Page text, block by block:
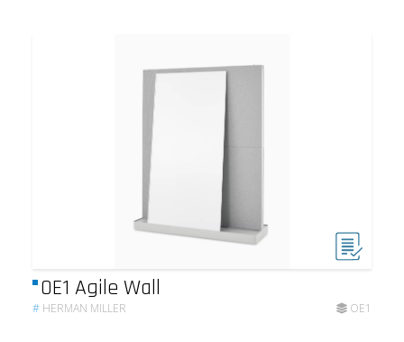
OE1 Agile Wall
# HERMAN MILLER OE1